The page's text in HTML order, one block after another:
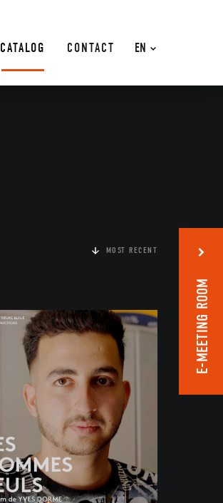
EN
CATALOG CONTACT
MOST RECENT
E-MEETING ROOM